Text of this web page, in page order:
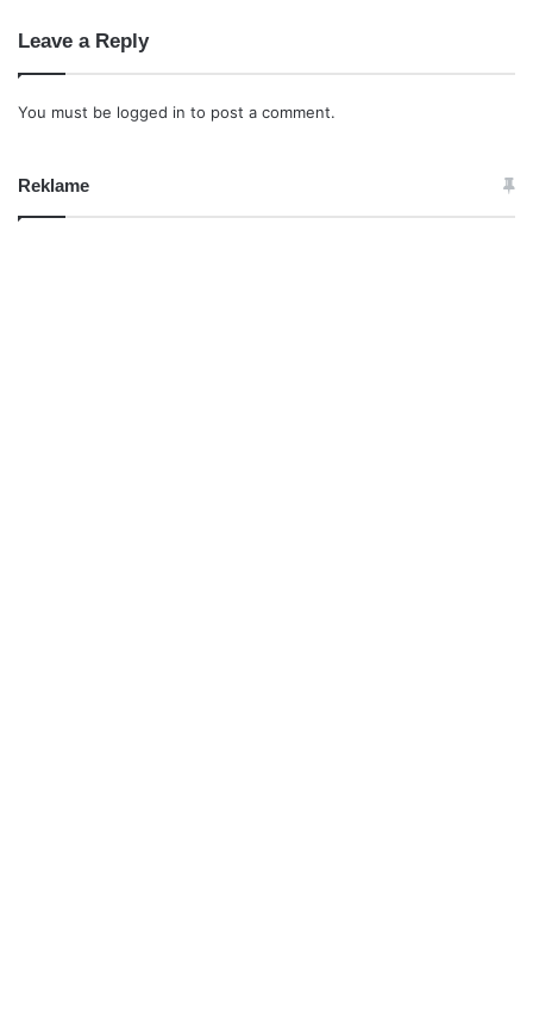
Leave a Reply
You must be logged in to post a comment.
Reklame